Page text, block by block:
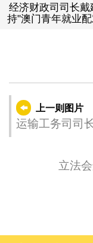
经济财政司司长
持"澳门青年就业
上一则图片
运输工务司司
立法